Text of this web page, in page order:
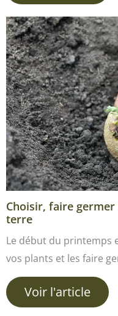
Choisir, faire
terre
Le début du printemps
vos plants et les faire
Voir l'article